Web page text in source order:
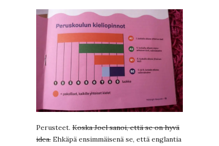
Perusteet. Koska Joel sanoi, että se on hyvä
idea. Ehkäpä ensimmäisenä se, että englantia